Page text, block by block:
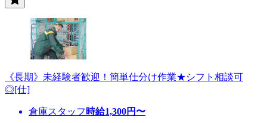
《長期》未経験者歓迎！簡単仕分け作業★シフト相談可
◎[仕]
倉庫スタッフ 時給1,300円〜